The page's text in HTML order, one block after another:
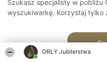
ORŁY Jubilerstwa
Szukasz specjalisty w pobliżu
wyszukiwarkę. Korzystaj tylko